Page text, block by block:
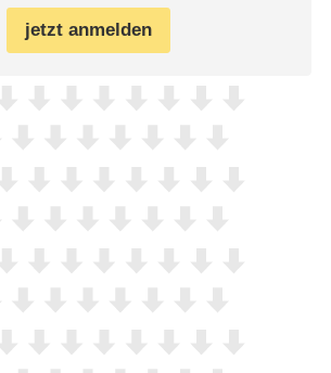
jetzt anmelden